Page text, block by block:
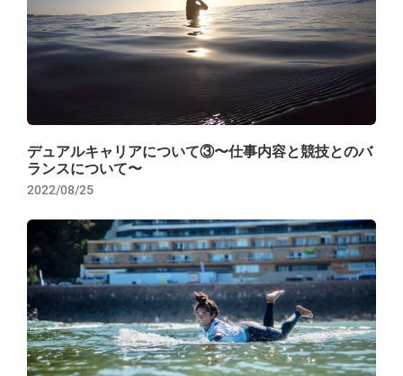
デュアルキャリアについて③〜仕事内容と競技とのバ
ランスについて〜
2022/08/25